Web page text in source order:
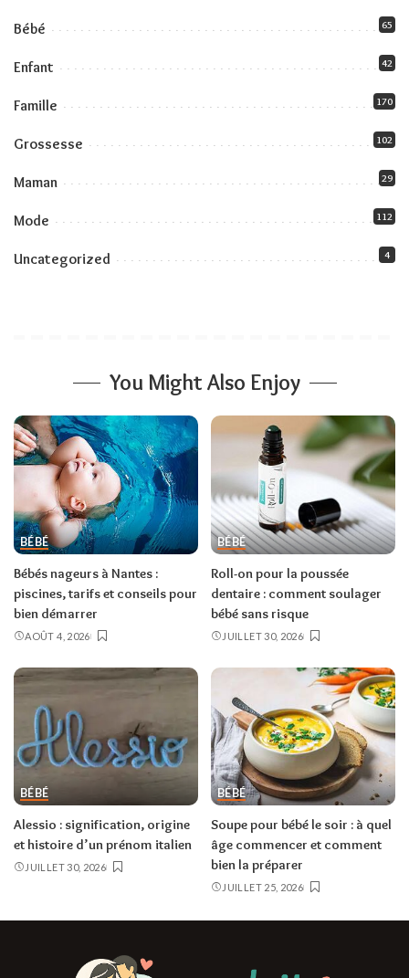
Bébé 65
Enfant 42
Famille 170
Grossesse 102
Maman 29
Mode 112
Uncategorized 4
You Might Also Enjoy
BÉBÉ
Bébés nageurs à Nantes :
piscines, tarifs et conseils pour
bien démarrer
AOÛT 4, 2026
BÉBÉ
Roll-on pour la poussée
dentaire : comment soulager
bébé sans risque
JUILLET 30, 2026
BÉBÉ
Alessio : signification, origine
et histoire d’un prénom italien
JUILLET 30, 2026
BÉBÉ
Soupe pour bébé le soir : à quel
âge commencer et comment
bien la préparer
JUILLET 25, 2026